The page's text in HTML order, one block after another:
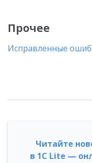
Прочее
Исправленные
Читайте
в 1С Lite —